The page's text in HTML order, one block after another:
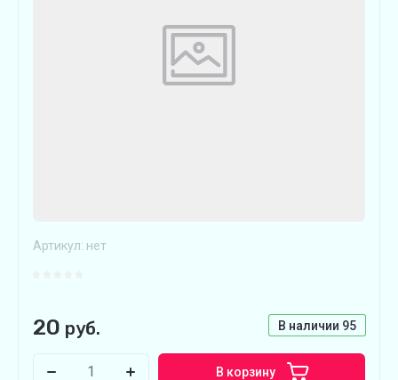
Артикул: нет
В наличии 95
20 руб.
В корзину